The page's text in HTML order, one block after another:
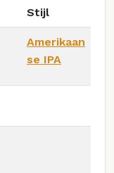
Stijl
Amerikaan
se IPA